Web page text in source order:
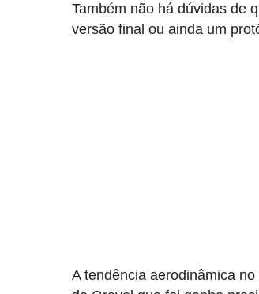
Também não há dúvidas de
versão final ou ainda um
A tendência aerodinâmica